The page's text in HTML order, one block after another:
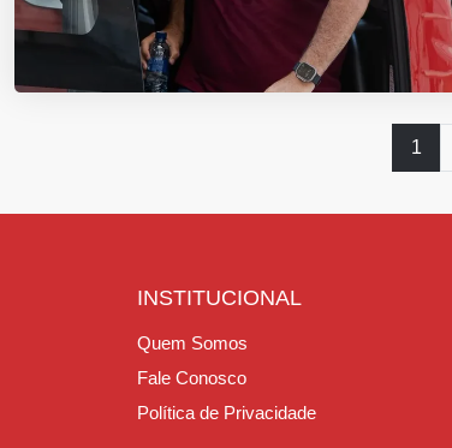
1
INSTITUCIONAL
Quem Somos
Fale Conosco
Política de Privacidade